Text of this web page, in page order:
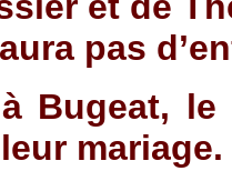
pas
Bugeat, le
mariage.